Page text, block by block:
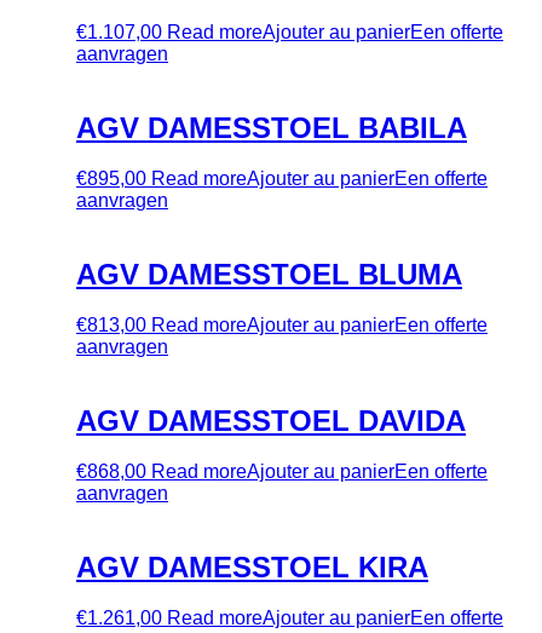
€1.107,00 Read moreAjouter au panierEen offerte
aanvragen
AGV DAMESSTOEL BABILA
€895,00 Read moreAjouter au panierEen offerte
aanvragen
AGV DAMESSTOEL BLUMA
€813,00 Read moreAjouter au panierEen offerte
aanvragen
AGV DAMESSTOEL DAVIDA
€868,00 Read moreAjouter au panierEen offerte
aanvragen
AGV DAMESSTOEL KIRA
€1.261,00 Read moreAjouter au panierEen offerte